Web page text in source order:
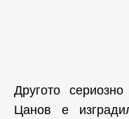
Другото
Цанов е